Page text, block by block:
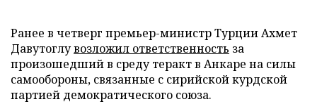
Ранее в четверг премьер-министр Турции Ахмет
Давутоглувозложил ответственность за
произошедший в среду теракт в Анкаре на силы
самообороны, связанные с сирийской курдской
партией демократического союза.